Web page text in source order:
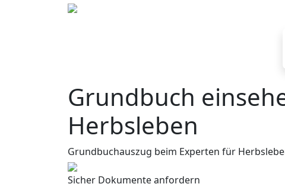
Grundbuch
Herbsleben
Grundbuchauszug beim Experten für
Sicher Dokumente anfordern